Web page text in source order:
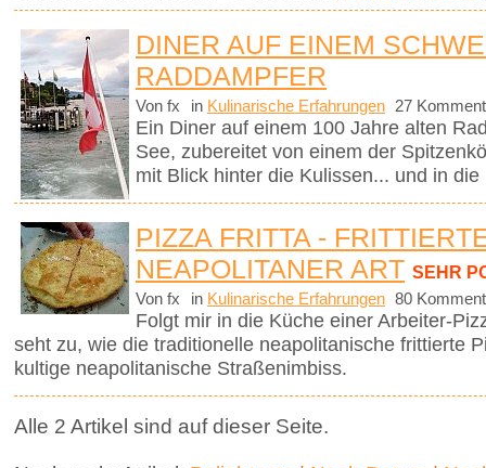
DINER AUF EINEM
RADDAMPFER
Von fx in Kulinarische Erfahrungen 27
Ein Diner auf einem 100 Jahre alten
See, zubereitet von einem der
mit Blick hinter die Kulissen... und in die
PIZZA FRITTA -
NEAPOLITANER ART SEHR
Von fx in Kulinarische Erfahrungen 80
Folgt mir in die Küche einer Arbeiter-
seht zu, wie die traditionelle neapolitanische frittierte
kultige neapolitanische Straßenimbiss.
Alle 2 Artikel sind auf dieser Seite.